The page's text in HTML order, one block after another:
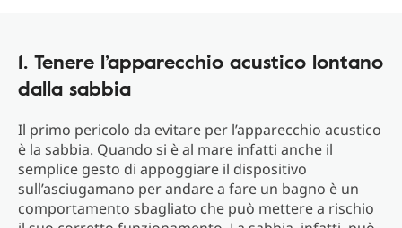
1. Tenere l’apparecchio acustico lontano
dalla sabbia
Il primo pericolo da evitare per l’apparecchio acustico
è la sabbia. Quando si è al mare infatti anche il
semplice gesto di appoggiare il dispositivo
sull’asciugamano per andare a fare un bagno è un
comportamento sbagliato che può mettere a rischio